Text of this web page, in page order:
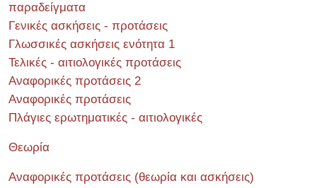
παραδείγματα
Γενικές ασκήσεις - προτάσεις
Γλωσσικές ασκήσεις ενότητα 1
Τελικές - αιτιολογικές προτάσεις
Αναφορικές προτάσεις 2
Αναφορικές προτάσεις
Πλάγιες ερωτηματικές - αιτιολογικές
Θεωρία
Αναφορικές προτάσεις (θεωρία και ασκήσεις)